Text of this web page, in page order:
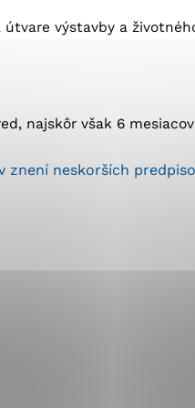
útvare výstavby a
najskôr však 6
znení neskorších
urobiť webové
a prístup k
Všetky dáta sa